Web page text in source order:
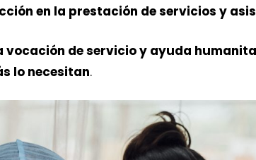
en la prestación de servicios y
vocación de servicio y ayuda
lo necesitan.